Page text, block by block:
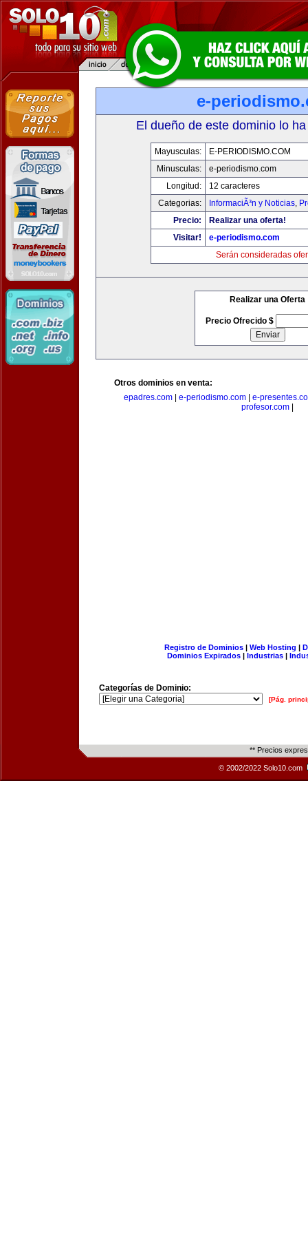
e-
El dueño de este dominio lo
Mayusculas:
E-PERIODISMO.COM
Minusculas:
e-periodismo.com
Longitud:
12 caracteres
Categorias:
InformaciÃ³n y Noticias,
Precio:
Realizar una oferta!
Visitar!
e-periodismo.com
Serán consideradas
Realizar una Oferta
Precio Ofrecido $
Otros dominios en venta:
epadres.com
e-periodismo.com
e-
profesor.com
Registro de Dominios| Web Hosting |
Dominios Expirados | Industrias |
Categorías de Dominio:
[Pág.
** Precios
© 2002/2022 Solo10.com